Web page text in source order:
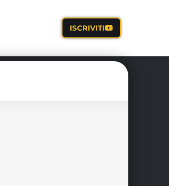
ISCRIVITI